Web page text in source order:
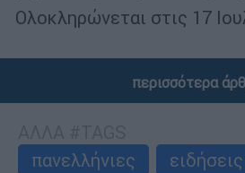
Ολοκληρώνεται στις 17
περισσότερα
πανελλήνιες